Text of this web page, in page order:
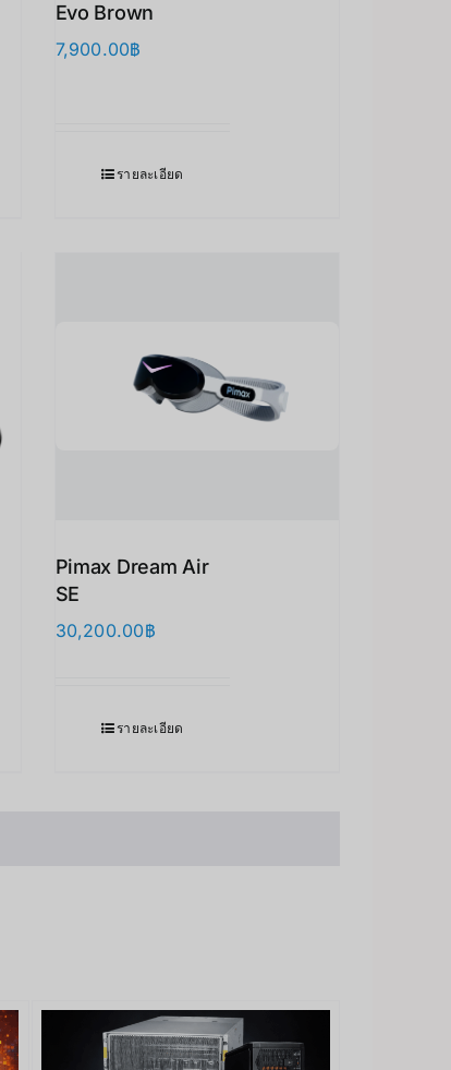
Evo Brown
7,900.00฿
รายละเอียด
Pimax Dream Air
SE
30,200.00฿
รายละเอียด